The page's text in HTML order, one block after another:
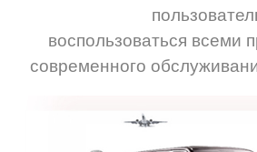
воспользоваться всеми
современного